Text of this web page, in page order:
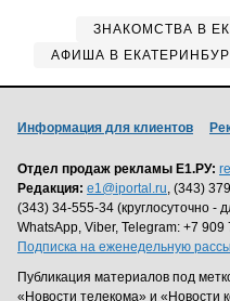
ЗНАКОМСТВА В
АФИША В
Информация для клиентов
Отдел продаж рекламы Е1.РУ:
Редакция: e1@iportal.ru, (343)
(343) 34-555-34 (круглосуточно -
WhatsApp, Viber, Telegram: +7 909
Подписка на еженедельную
Публикация материалов под
«Новости телекома» и «Новости